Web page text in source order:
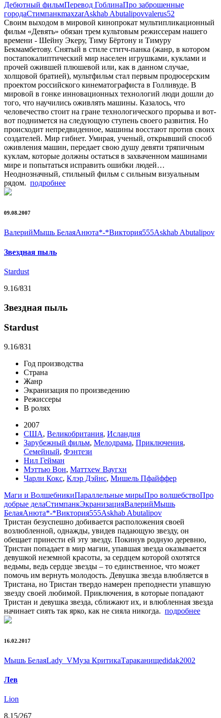
Дебютный фильмПеревод ГоблинаПро заброшенные
городаСтимпанкmaxzarAskhab Abutalipovvalerus52
Своим выходом в мировой кинопрокат мультипликационный
фильм «Девять» обязан трем культовым режиссерам нашего
времени - Шейну Экеру, Тиму Бёртону и Тимуру
Бекмамбетову. Снятый в стиле ститч-панка (жанр, в котором
постапокалиптический мир населен игрушками, куклами и
прочей ожившей плюшевой или, как в данном случае,
холщовой братией), мультфильм стал первым продюсерским
проектом российского кинематографиста в Голливуде. В
мировой в гонке инновационных технологий люди дошли до
того, что научились оживлять машины. Казалось, что
человечество стоит на гране технологического прорыва и вот-
вот поднимется на следующую ступень своего развития. Но
происходит непредвиденное, машины восстают против своих
создателей. Мир гибнет. Умирая, ученый, открывший способ
оживления машин, передает свою душу девяти тряпичным
куклам, которые должны остаться в захваченном машинами
мире и попытаться исправить ошибки людей…
Неоднозначный, стильный фильм с сильным визуальным
рядом. подробнее
09.08.2007
ВалеpийМышь БелаяАнюта*-*Виктория555Askhab Abutalipov
Звездная пыль
Stardust
9.16/831
Звездная пыль
Stardust
9.16/831
Год производства
Страна
Жанр
Экранизация по произведению
Режиссеры
В ролях
2007
США, Великобритания, Исландия
Зарубежный фильм, Мелодрама, Приключения,
Семейный, Фэнтези
Нил Гейман
Мэттью Вон, Маттхеw Ваугхн
Чарли Кокс, Клэр Дэйнс, Мишель Пфайффер
Маги и ВолшебникиПараллельные мирыПро волшебствоПро
добрые делаСтимпанкЭкранизацияВалеpийМышь
БелаяАнюта*-*Виктория555Askhab Abutalipov
Тристан безуспешно добивается расположения своей
возлюбленной, однажды, увидев падающую звезду, он
обещает принести ей эту звезду. Покинув родную деревню,
Тристан попадает в мир магии, упавшая звезда оказывается
девушкой неземной красоты, за сердцем которой охотятся
ведьмы, ведь сердце звезды – то единственное, что может
помочь им вернуть молодость. Девушка звезда влюбляется в
Тристана, но Тристан твердо намерен преподнести упавшую
звезду своей любимой. Приключения, в которые попадают
Тристан и девушка звезда, сближают их, и влюбленная звезда
начинает сиять так ярко, как не сияла никогда. подробнее
16.02.2017
Мышь БелаяLady_VМуза КритикаТараканищеdidak2002
Лев
Lion
8.15/267